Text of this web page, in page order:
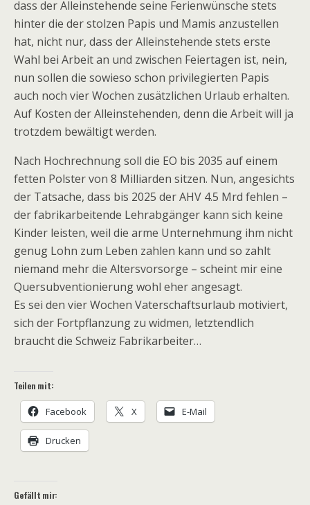
dass der Alleinstehende seine Ferienwünsche stets
hinter die der stolzen Papis und Mamis anzustellen
hat, nicht nur, dass der Alleinstehende stets erste
Wahl bei Arbeit an und zwischen Feiertagen ist, nein,
nun sollen die sowieso schon privilegierten Papis
auch noch vier Wochen zusätzlichen Urlaub erhalten.
Auf Kosten der Alleinstehenden, denn die Arbeit will ja
trotzdem bewältigt werden.
Nach Hochrechnung soll die EO bis 2035 auf einem
fetten Polster von 8 Milliarden sitzen. Nun, angesichts
der Tatsache, dass bis 2025 der AHV 4.5 Mrd fehlen –
der fabrikarbeitende Lehrabgänger kann sich keine
Kinder leisten, weil die arme Unternehmung ihm nicht
genug Lohn zum Leben zahlen kann und so zahlt
niemand mehr die Altersvorsorge – scheint mir eine
Quersubventionierung wohl eher angesagt.
Es sei den vier Wochen Vaterschaftsurlaub motiviert,
sich der Fortpflanzung zu widmen, letztendlich
braucht die Schweiz Fabrikarbeiter…
Teilen mit:
Facebook X E-Mail
Drucken
Gefällt mir: